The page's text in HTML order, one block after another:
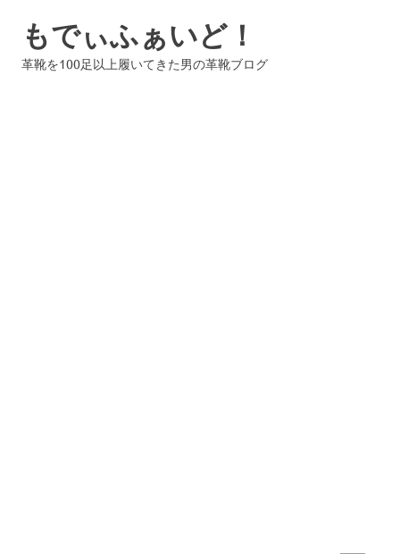
もでぃふぁいど！
革靴を100足以上履いてきた男の革靴ブログ